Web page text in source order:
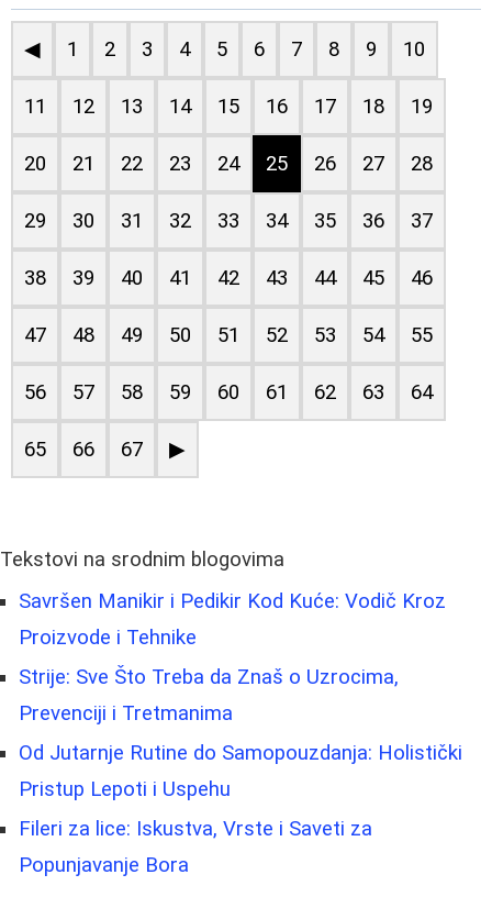
◀ 1 2 3 4 5 6 7 8 9 10
11 12 13 14 15 16 17 18 19
20 21 22 23 24 25 26 27 28
29 30 31 32 33 34 35 36 37
38 39 40 41 42 43 44 45 46
47 48 49 50 51 52 53 54 55
56 57 58 59 60 61 62 63 64
65 66 67 ▶
Tekstovi na srodnim blogovima
Savršen Manikir i Pedikir Kod Kuće: Vodič Kroz
Proizvode i Tehnike
Strije: Sve Što Treba da Znaš o Uzrocima,
Prevenciji i Tretmanima
Od Jutarnje Rutine do Samopouzdanja: Holistički
Pristup Lepoti i Uspehu
Fileri za lice: Iskustva, Vrste i Saveti za
Popunjavanje Bora